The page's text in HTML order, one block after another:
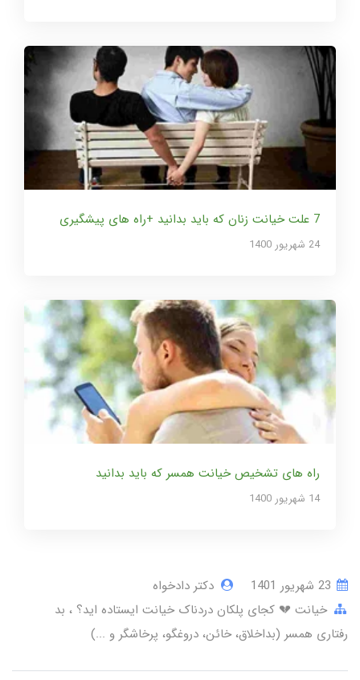
7 علت خیانت زنان که باید بدانید +راه های پیشگیری
24 شهریور 1400
راه های تشخیص خیانت همسر که باید بدانید
14 شهریور 1400
دکتر دادخواه
خیانت 💔 کجای پلکان دردناک خیانت ایستاده اید؟ بد
رفتاری همسر (بداخلاق، خائن، دروغگو، پرخاشگر و ...)